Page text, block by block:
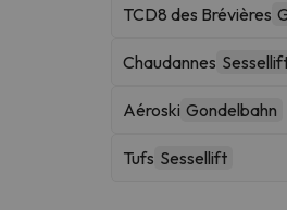
TCD8 des Brévières
Chaudannes
Aéroski Gondelbahn
Tufs Sessellift